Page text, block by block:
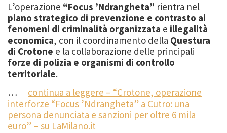
L’operazione “Focus ’Ndrangheta” rientra nel
piano strategico di prevenzione e contrasto ai
fenomeni di criminalità organizzata e illegalità
economica, con il coordinamento della Questura
di Crotone e la collaborazione delle principali
forze di polizia e organismi di controllo
territoriale.
…
continua a leggere – “Crotone, operazione
interforze “Focus ’Ndrangheta” a Cutro: una
persona denunciata e sanzioni per oltre 6 mila
euro” – su LaMilano.it